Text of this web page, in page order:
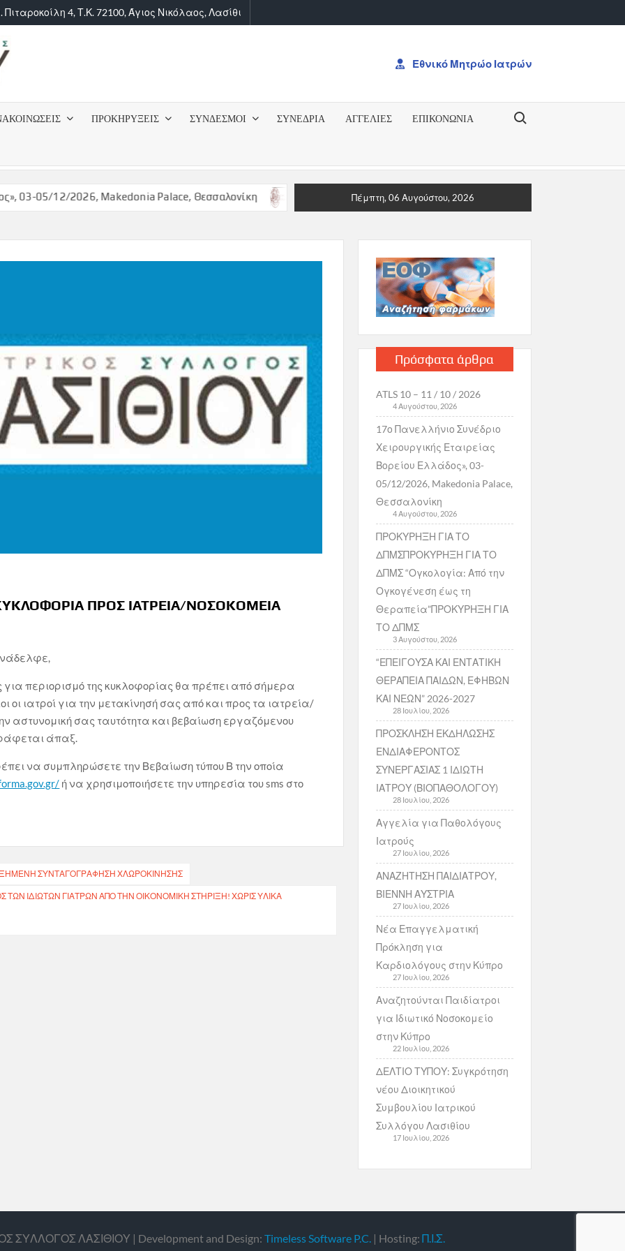
Πιταροκοίλη 4, Τ.Κ. 72100, Άγιος Νικόλαος, Λασίθι
ΣΥΛΛΟΓΟΣ
Εθνικό Μητρώο Ιατρών
ΠΡΟΚΗΡΥΞΕΙΣ ΣΥΝΔΕΣΜΟΙ ΣΥΝΕΔΡΙΑ ΑΓΓΕΛΙΕΣ ΕΠΙΚΟΝΩΝΊΑ
Search for:
03-05/12/2026, Makedonia Palace, Θεσσαλονίκη ΠΡΟΚΥΡΗΞΗ ΓΙΑ ΤΟ ΔΠΜΣΠΡΟΚΥΡΗΞΗ ΓΙΑ ΤΟ ΔΠΜΣ “Ογκολογία:
Πέμπτη, 06 Αυγούστου, 2026
ΠΡΟΣ ΙΑΤΡΕΙΑ/ΝΟΣΟΚΟΜΕΙΑ
περιορισμό της κυκλοφορίας θα πρέπει από σήμερα
οι ιατροί για την μετακίνησή σας από και προς τα ιατρεία/
αστυνομική σας ταυτότητα και βεβαίωση εργαζόμενου
άπαξ.
να συμπληρώσετε την Βεβαίωση τύπου Β την οποία
ή να χρησιμοποιήσετε την υπηρεσία του sms στο
ΣΥΝΤΑΓΟΓΡΆΦΗΣΗ ΧΛΩΡΟΚΊΝΗΣΗΣ
ΤΩΝ ΙΔΙΩΤΏΝ ΓΙΑΤΡΏΝ ΑΠΌ ΤΗΝ ΟΙΚΟΝΟΜΙΚΉ ΣΤΉΡΙΞΗ! ΧΩΡΊΣ ΥΛΙΚΆ
Πρόσφατα άρθρα
ATLS 10 – 11 / 10 / 2026
4 Αυγούστου, 2026
17ο Πανελλήνιο Συνέδριο
Χειρουργικής Εταιρείας
Βορείου Ελλάδος», 03-
05/12/2026, Makedonia Palace,
Θεσσαλονίκη
4 Αυγούστου, 2026
ΠΡΟΚΥΡΗΞΗ ΓΙΑ ΤΟ
ΔΠΜΣΠΡΟΚΥΡΗΞΗ ΓΙΑ ΤΟ
ΔΠΜΣ “Ογκολογία: Από την
Ογκογένεση έως τη
Θεραπεία”ΠΡΟΚΥΡΗΞΗ ΓΙΑ
ΤΟ ΔΠΜΣ
3 Αυγούστου, 2026
“ΕΠΕΙΓΟΥΣΑ ΚΑΙ ΕΝΤΑΤΙΚΗ
ΘΕΡΑΠΕΙΑ ΠΑΙΔΩΝ, ΕΦΗΒΩΝ
ΚΑΙ ΝΕΩΝ” 2026-2027
28 Ιουλίου, 2026
ΠΡΟΣΚΛΗΣΗ ΕΚΔΗΛΩΣΗΣ
ΕΝΔΙΑΦΕΡΟΝΤΟΣ
ΣΥΝΕΡΓΑΣΙΑΣ 1 ΙΔΙΩΤΗ
ΙΑΤΡΟΥ (ΒΙΟΠΑΘΟΛΟΓΟΥ)
28 Ιουλίου, 2026
Αγγελία για Παθολόγους
Ιατρούς
27 Ιουλίου, 2026
ΑΝΑΖΗΤΗΣΗ ΠΑΙΔΙΑΤΡΟΥ,
ΒΙΕΝΝΗ ΑΥΣΤΡΙΑ
27 Ιουλίου, 2026
Νέα Επαγγελματική
Πρόκληση για
Καρδιολόγους στην Κύπρο
27 Ιουλίου, 2026
Αναζητούνται Παιδίατροι
για Ιδιωτικό Νοσοκομείο
στην Κύπρο
22 Ιουλίου, 2026
ΔΕΛΤΙΟ ΤΥΠΟΥ: Συγκρότηση
νέου Διοικητικού
Συμβουλίου Ιατρικού
Συλλόγου Λασιθίου
17 Ιουλίου, 2026
ΣΥΛΛΟΓΟΣ ΛΑΣΙΘΙΟΥ | Develοpment and Design: Timeless Software P.C. | Hosting: Π.Ι.Σ.